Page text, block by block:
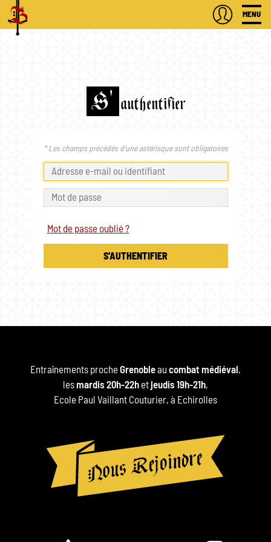
MENU
S' authentifier
* Les champs précédés d'une astérisque sont obligatoires
Mot de passe oublié ?
S'AUTHENTIFIER
Entraînements procheGrenobleau combat médiéval ,
les mardis 20h-22h etjeudis 19h-21h,
Ecole Paul Vaillant Couturier, à Echirolles